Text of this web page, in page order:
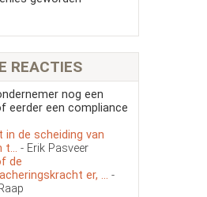
REACTIES
nog een
eerder een compliance
in de scheiding van
t... - Erik Pasveer
de
er, ... -